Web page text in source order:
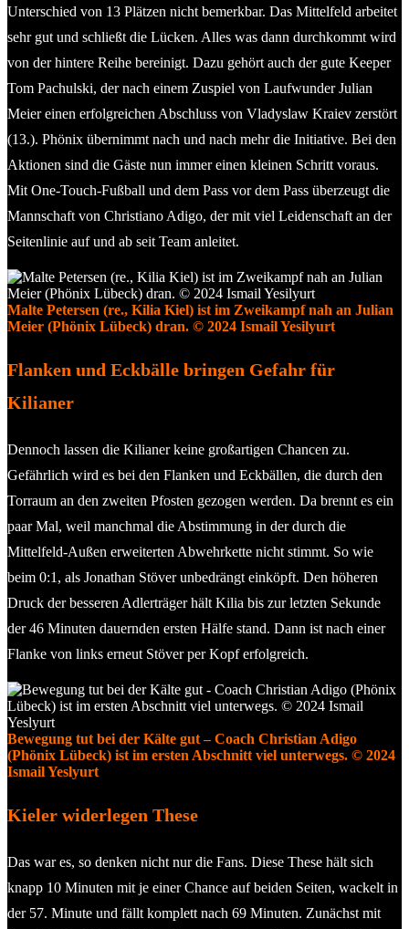
Unterschied von 13 Plätzen nicht bemerkbar. Das Mittelfeld arbeitet
sehr gut und schließt die Lücken. Alles was dann durchkommt wird
von der hintere Reihe bereinigt. Dazu gehört auch der gute Keeper
Tom Pachulski, der nach einem Zuspiel von Laufwunder Julian
Meier einen erfolgreichen Abschluss von Vladyslaw Kraiev zerstört
(13.). Phönix übernimmt nach und nach mehr die Initiative. Bei den
Aktionen sind die Gäste nun immer einen kleinen Schritt voraus.
Mit One-Touch-Fußball und dem Pass vor dem Pass überzeugt die
Mannschaft von Christiano Adigo, der mit viel Leidenschaft an der
Seitenlinie auf und ab seit Team anleitet.
Malte Petersen (re., Kilia Kiel) ist im Zweikampf nah an Julian
Meier (Phönix Lübeck) dran. © 2024 Ismail Yesilyurt
Flanken und Eckbälle bringen Gefahr für
Kilianer
Dennoch lassen die Kilianer keine großartigen Chancen zu.
Gefährlich wird es bei den Flanken und Eckbällen, die durch den
Torraum an den zweiten Pfosten gezogen werden. Da brennt es ein
paar Mal, weil manchmal die Abstimmung in der durch die
Mittelfeld-Außen erweiterten Abwehrkette nicht stimmt. So wie
beim 0:1, als Jonathan Stöver unbedrängt einköpft. Den höheren
Druck der besseren Adlerträger hält Kilia bis zur letzten Sekunde
der 46 Minuten dauernden ersten Hälfe stand. Dann ist nach einer
Flanke von links erneut Stöver per Kopf erfolgreich.
Bewegung tut bei der Kälte gut – Coach Christian Adigo
(Phönix Lübeck) ist im ersten Abschnitt viel unterwegs. © 2024
Ismail Yeslyurt
Kieler widerlegen These
Das war es, so denken nicht nur die Fans. Diese These hält sich
knapp 10 Minuten mit je einer Chance auf beiden Seiten, wackelt in
der 57. Minute und fällt komplett nach 69 Minuten. Zunächst mit